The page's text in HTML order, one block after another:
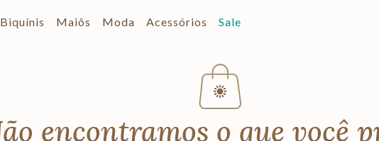
Biquínis Maiôs Moda Acessórios Sale
encontramos o que você